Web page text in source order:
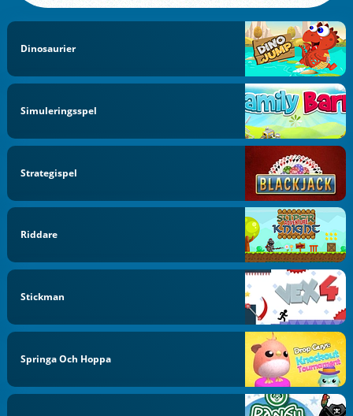
Dinosaurier
Simuleringsspel
Strategispel
Riddare
Stickman
Springa Och Hoppa